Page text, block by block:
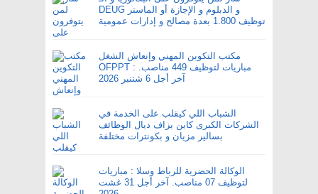
DEUG و الدبلوم و الإجازة أو الماستر
توظيف 1.800 بعدة مصالح و إدارات عمومية
مكتب التكوين المهني وإنعاش الشغل
OFPPT : مباريات لتوظيف 449 مناصب.
آخر أجل 6 شتنبر 2026
الشباب اللي كيقلب على الخدمة في
الشركات الكبرى كاين بزاف ديال الوظائف
بسالير مزيان و بكونترات مختلفة
الوكالة الحضرية للرباط وسلا : مباريات
لتوظيف 07 مناصب. آخر أجل 31 غشت